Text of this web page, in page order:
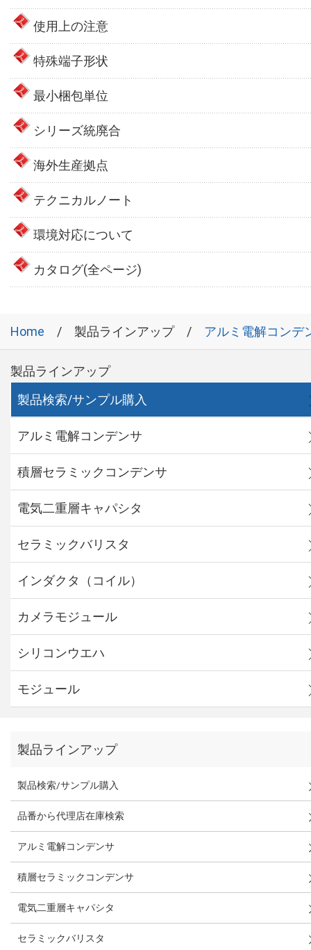
使用上の注意
特殊端子形状
最小梱包単位
シリーズ統廃合
海外生産拠点
テクニカルノート
環境対応について
カタログ(全ページ)
Home 製品ラインアップ アルミ電解コンデ
製品ラインアップ
製品検索/サンプル購入
アルミ電解コンデンサ
積層セラミックコンデンサ
電気二重層キャパシタ
セラミックバリスタ
インダクタ（コイル）
カメラモジュール
シリコンウエハ
モジュール
製品ラインアップ
製品検索/サンプル購入
品番から代理店在庫検索
アルミ電解コンデンサ
積層セラミックコンデンサ
電気二重層キャパシタ
セラミックバリスタ